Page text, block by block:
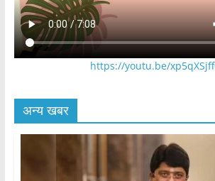
https://youtu.be/
अन्य खबर